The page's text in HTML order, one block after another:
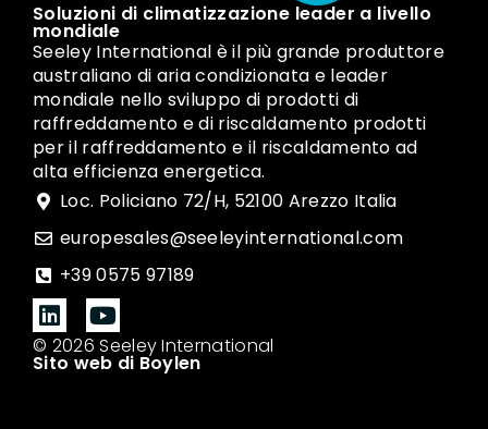
Soluzioni di climatizzazione leader a livello
mondiale
Seeley International è il più grande produttore
australiano di aria condizionata e leader
mondiale nello sviluppo di prodotti di
raffreddamento e di riscaldamento prodotti
per il raffreddamento e il riscaldamento ad
alta efficienza energetica.
Loc. Policiano 72/H, 52100 Arezzo Italia
europesales@seeleyinternational.com
+39 0575 97189
© 2026 Seeley International
Sito web di Boylen